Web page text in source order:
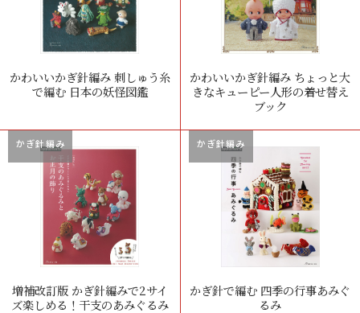
かわいいかぎ針編み 刺しゅう糸
で編む 日本の妖怪図鑑
かわいいかぎ針編み ちょっと大
きなキューピー人形の着せ替え
ブック
かぎ針編み
増補改訂版 かぎ針編みで2サイ
ズ楽しめる！干支のあみぐるみ
かぎ針編み
かぎ針で編む 四季の行事あみぐ
るみ